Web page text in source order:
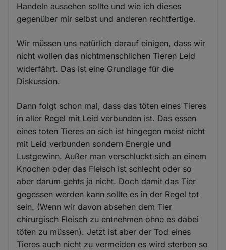
Handeln aussehen sollte und wie ich dieses
gegenüber mir selbst und anderen rechtfertige.
Wir müssen uns natürlich darauf einigen, dass wir
nicht wollen das nichtmenschlichen Tieren Leid
widerfährt. Das ist eine Grundlage für die
Diskussion.
Dann folgt schon mal, dass das töten eines Tieres
in aller Regel mit Leid verbunden ist. Das essen
eines toten Tieres an sich ist hingegen meist nicht
mit Leid verbunden sondern Energie und
Lustgewinn. Außer man verschluckt sich an einem
Knochen oder das Fleisch ist schlecht oder so
aber darum gehts ja nicht. Doch damit das Tier
gegessen werden kann sollte es in der Regel tot
sein. (Wenn wir davon absehen dem Tier
chirurgisch Fleisch zu entnehmen ohne es dabei
töten zu müssen). Jetzt ist aber der Tod eines
Tieres auch nicht zu vermeiden es wird sterben so